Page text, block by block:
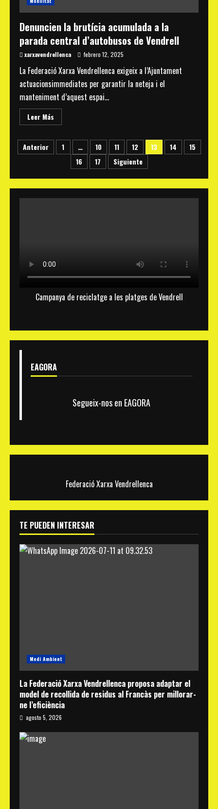
Vicenç
de
Denuncien la brutícia acumulada a la
parada central d’autobusos de Vendrell
xarxavendrellenca febrero 12, 2025
La Federació Xarxa Vendrellenca exigeix a l’Ajuntament
actuacionsimmediates per garantir la neteja i el
manteniment d’aquest espai...
Leer Más
more
la
brutícia
acumulada
parada
d’autobusos
de
Paginación
entradas
Anterior 1 … 10 11 12 13 14
15
16
17 Siguiente
Campanya de reciclatge a les platges de Vendrell
EAGORA
Segueix-nos en EAGORA
Federació Xarxa Vendrellenca
TE PUEDEN INTERESAR
Medi Ambient
La Federació Xarxa Vendrellenca proposa adaptar el
model de recollida de residus al Francàs per millorar-
ne l’eficiència
agosto 5, 2026